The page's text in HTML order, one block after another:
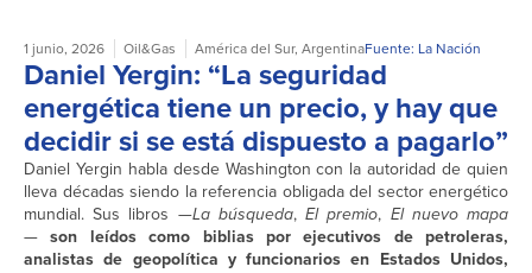
1 junio, 2026 Oil&Gas América del Sur, ArgentinaFuente: La Nación
Daniel Yergin: “La seguridad
energética tiene un precio, y hay que
decidir si se está dispuesto a pagarlo”
Daniel Yergin habla desde Washington con la autoridad de quien
lleva décadas siendo la referencia obligada del sector energético
mundial. Sus libros —La búsqueda,El premio, El nuevo mapa
—son leídos como biblias por ejecutivos de petroleras,
analistas de geopolítica y funcionarios en Estados Unidos,